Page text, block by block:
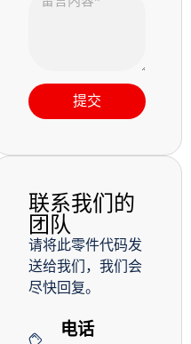
提交
联系我们的
团队
请将此零件代码发
送给我们，我们会
尽快回复。
电话